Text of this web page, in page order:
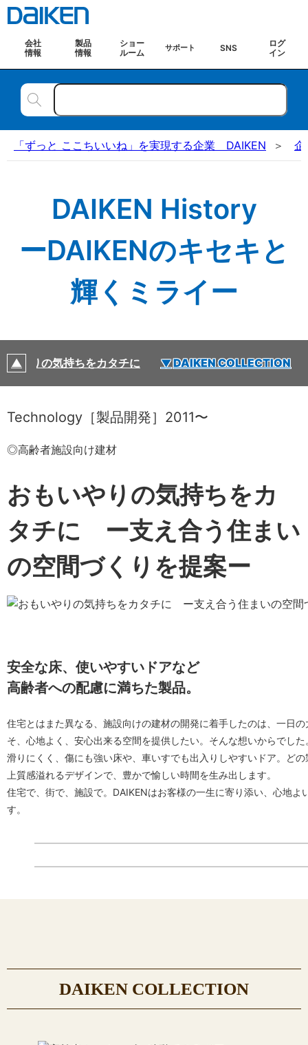
会社
情報
製品
情報
ショー
ルーム
サポート SNS
ログ
イン
「ずっと ここちいいね」を実現する企業 DAIKEN 企
DAIKEN History
ーDAIKENのキセキと
輝くミライー
いやりの気持ちをカタチに DAIKEN COLLECTION
Technology［製品開発］2011〜
◎高齢者施設向け建材
おもいやりの気持ちをカ
タチに ー支え合う住まい
の空間づくりを提案ー
安全な床、使いやすいドアなど
高齢者への配慮に満ちた製品。
住宅とはまた異なる、施設向けの建材の開発に着手したのは、一日
そ、心地よく、安心出来る空間を提供したい。そんな想いからでした
滑りにくく、傷にも強い床や、車いすでも出入りしやすいドア。ど
上質感溢れるデザインで、豊かで愉しい時間を生み出します。
住宅で、街で、施設で。DAIKENはお客様の一生に寄り添い、心地よ
す。
DAIKEN COLLECTION